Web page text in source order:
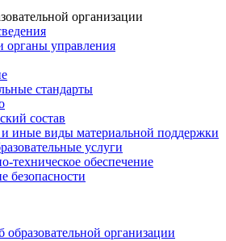
организации
органы управления
стандарты
состав
иные виды материальной поддержки
услуги
техническое обеспечение
безопасности
образовательной организации